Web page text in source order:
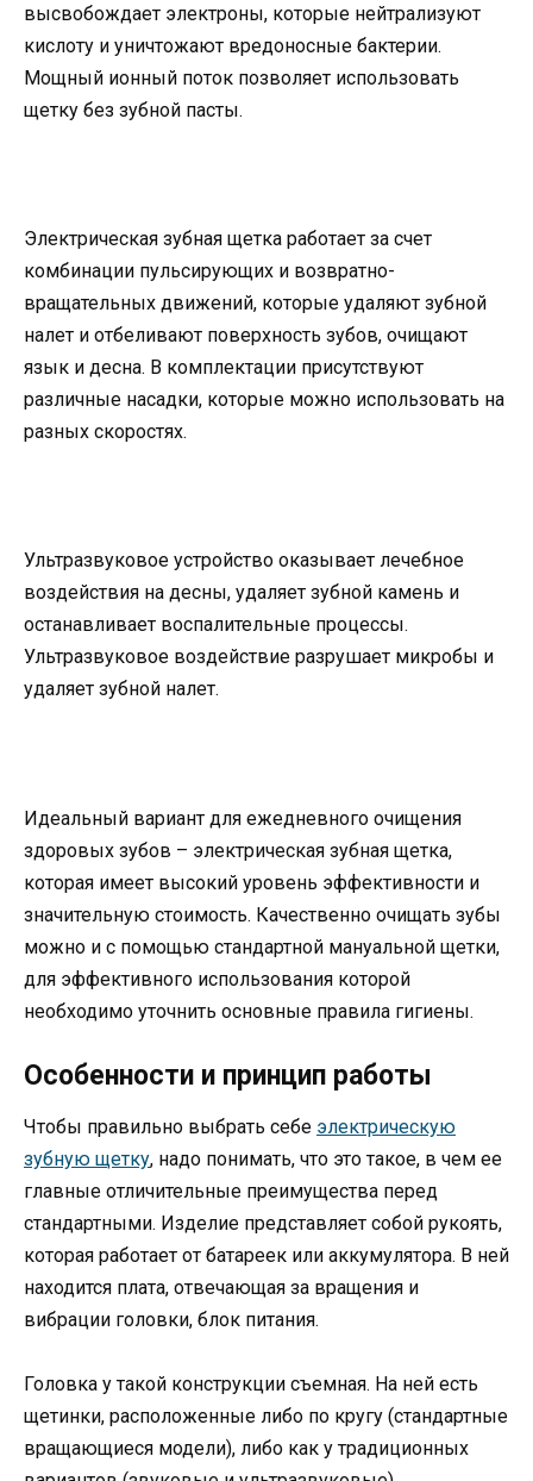
высвобождает электроны, которые нейтрализуют
кислоту и уничтожают вредоносные бактерии.
Мощный ионный поток позволяет использовать
щетку без зубной пасты.
Электрическая зубная щетка работает за счет
комбинации пульсирующих и возвратно-
вращательных движений, которые удаляют зубной
налет и отбеливают поверхность зубов, очищают
язык и десна. В комплектации присутствуют
различные насадки, которые можно использовать на
разных скоростях.
Ультразвуковое устройство оказывает лечебное
воздействия на десны, удаляет зубной камень и
останавливает воспалительные процессы.
Ультразвуковое воздействие разрушает микробы и
удаляет зубной налет.
Идеальный вариант для ежедневного очищения
здоровых зубов – электрическая зубная щетка,
которая имеет высокий уровень эффективности и
значительную стоимость. Качественно очищать зубы
можно и с помощью стандартной мануальной щетки,
для эффективного использования которой
необходимо уточнить основные правила гигиены.
Особенности и принцип работы
Чтобы правильно выбрать себе электрическую
зубную щетку, надо понимать, что это такое, в чем ее
главные отличительные преимущества перед
стандартными. Изделие представляет собой рукоять,
которая работает от батареек или аккумулятора. В ней
находится плата, отвечающая за вращения и
вибрации головки, блок питания.
Головка у такой конструкции съемная. На ней есть
щетинки, расположенные либо по кругу (стандартные
вращающиеся модели), либо как у традиционных